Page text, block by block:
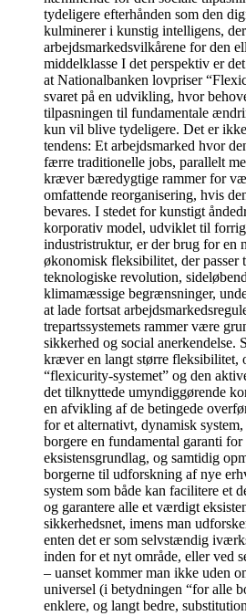
tydeligere efterhånden som den
kulminerer i kunstig intelligens,
arbejdsmarkedsvilkårene for den
middelklasse I det perspektiv er
at Nationalbanken lovpriser
svaret på en udvikling, hvor
tilpasningen til fundamentale
kun vil blive tydeligere. Det er
tendens: Et arbejdsmarked hvor
færre traditionelle jobs, parallelt
kræver bæredygtige rammer for
omfattende reorganisering, hvis
bevares. I stedet for kunstigt
korporativ model, udviklet til
industristruktur, er der brug for en
økonomisk fleksibilitet, der passer
teknologiske revolution,
klimamæssige begrænsninger,
at lade fortsat
trepartssystemets rammer være
sikkerhed og social anerkendelse.
kræver en langt større fleksibilitet,
“flexicurity-systemet” og den
det tilknyttede umyndiggørende
en afvikling af de betingede
for et alternativt, dynamisk
borgere en fundamental garanti
eksistensgrundlag, og samtidig
borgerne til udforskning af nye
system som både kan facilitere et
og garantere alle et værdigt
sikkerhedsnet, imens man
enten det er som selvstændig
inden for et nyt område, eller ved
– uanset kommer man ikke uden
universel (i betydningen “for alle
enklere, og langt bedre,